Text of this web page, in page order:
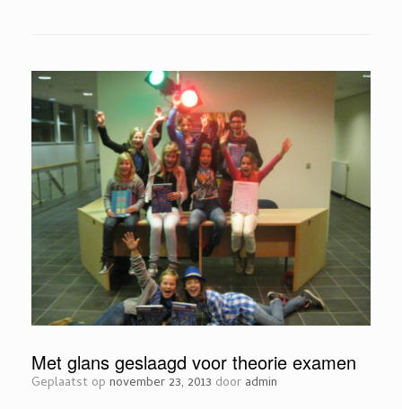
Met glans geslaagd voor theorie examen
Geplaatst op november 23, 2013 door admin